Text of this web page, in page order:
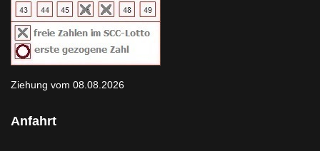
Ziehung vom 08.08.2026
Anfahrt